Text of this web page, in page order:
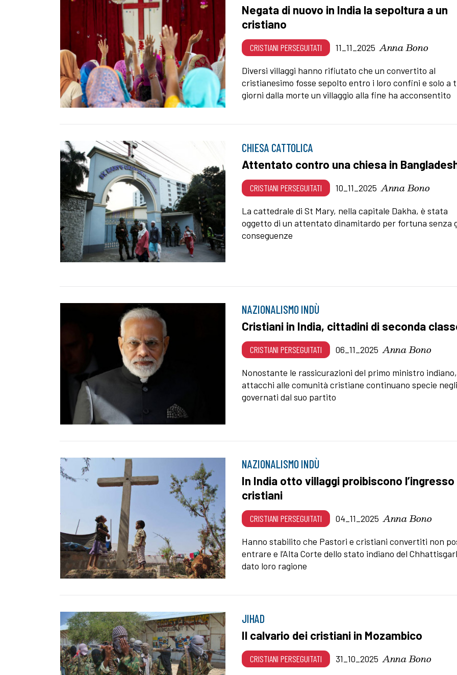
Negata di nuovo in India la sepoltura a un
cristiano
CRISTIANI PERSEGUITATI 11_11_2025 Anna Bono
Diversi villaggi hanno rifiutato che un convertito al
cristianesimo fosse sepolto entro i loro confini e solo a
giorni dalla morte un villaggio alla fine ha acconsentito
CHIESA CATTOLICA
Attentato contro una chiesa in
CRISTIANI PERSEGUITATI 10_11_2025 Anna Bono
La cattedrale di St Mary, nella capitale Dakha, è stata
oggetto di un attentato dinamitardo per fortuna senza
conseguenze
NAZIONALISMO INDÙ
Cristiani in India, cittadini di seconda
CRISTIANI PERSEGUITATI 06_11_2025 Anna Bono
Nonostante le rassicurazioni del primo ministro
attacchi alle comunità cristiane continuano specie
governati dal suo partito
NAZIONALISMO INDÙ
In India otto villaggi proibiscono l’ingresso
cristiani
CRISTIANI PERSEGUITATI 04_11_2025 Anna Bono
Hanno stabilito che Pastori e cristiani convertiti non
entrare e l’Alta Corte dello stato indiano del
dato loro ragione
JIHAD
Il calvario dei cristiani in Mozambico
CRISTIANI PERSEGUITATI 31_10_2025 Anna Bono